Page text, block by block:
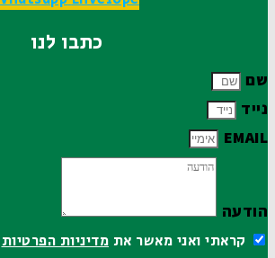
כתבו לנו
שם
נייד
EMAIL
הודעה
קראתי ואני מאשר אתמדיניות הפרטיות